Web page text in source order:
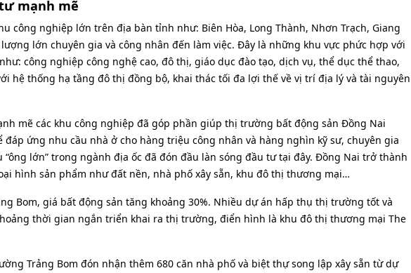
mạnh mẽ
công nghiệp lớn trên địa bàn tỉnh như: Biên Hòa, Long Thành, Nhơn Trạch, Giang
lớn chuyên gia và công nhân đến làm việc. Đây là những khu vực phức hợp với
công nghiệp công nghệ cao, đô thị, giáo dục đào tạo, dịch vụ, thể dục thể thao,
hệ thống hạ tầng đô thị đồng bộ, khai thác tối đa lợi thế về vị trí địa lý và tài nguyên
mẽ các khu công nghiệp đã góp phần giúp thị trường bất động sản Đồng Nai
đáp ứng nhu cầu nhà ở cho hàng triệu công nhân và hàng nghìn kỹ sư, chuyên gia
“ông lớn” trong ngành địa ốc đã đón đầu làn sóng đầu tư tại đây. Đồng Nai trở thành
hình sản phẩm như đất nền, nhà phố xây sẵn, khu đô thị thương mại…
Bom, giá bất động sản tăng khoảng 30%. Nhiều dự án hấp thụ thị trường tốt và
thời gian ngắn triển khai ra thị trường, điển hình là khu đô thị thương mại The
Trảng Bom đón nhận thêm 680 căn nhà phố và biệt thự song lập xây sẵn từ dự